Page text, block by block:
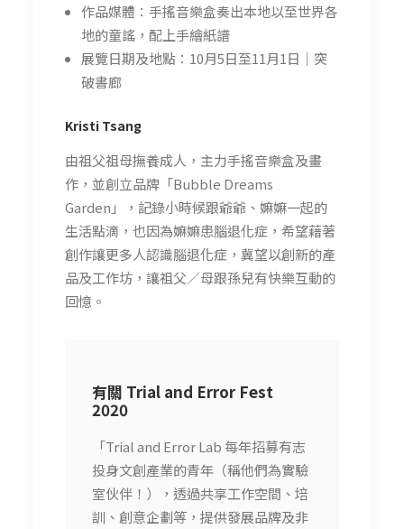
作品媒體：手搖音樂盒奏出本地以至世界各
地的童謠，配上手繪紙譜
展覽日期及地點：10月5日至11月1日｜突
破書廊
Kristi Tsang
由祖父祖母撫養成人，主力手搖音樂盒及畫
作，並創立品牌「Bubble Dreams
Garden」，記錄小時候跟爺爺、嫲嫲一起的
生活點滴，也因為嫲嫲患腦退化症，希望藉著
創作讓更多人認識腦退化症，冀望以創新的產
品及工作坊，讓祖父／母跟孫兒有快樂互動的
回憶。
有關 Trial and Error Fest
2020
「Trial and Error Lab 每年招募有志
投身文創產業的青年（稱他們為實驗
室伙伴！），透過共享工作空間、培
訓、創意企劃等，提供發展品牌及非